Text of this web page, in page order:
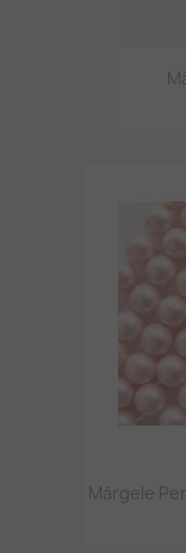
Mărgele